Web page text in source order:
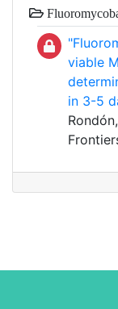
viable
in 3-5